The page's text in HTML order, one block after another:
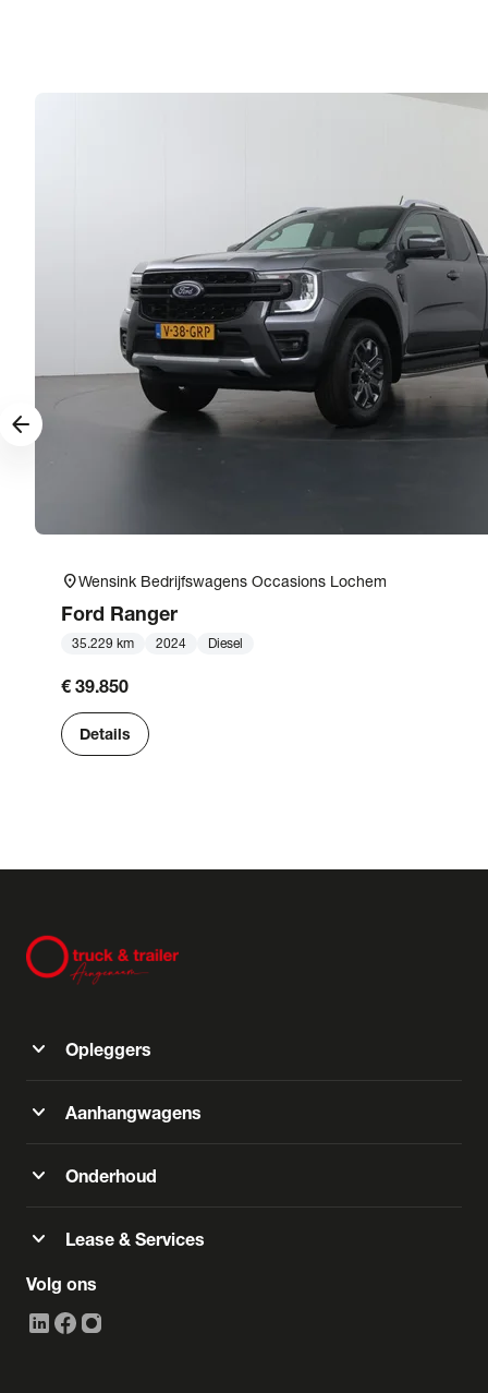
location_onWensink Bedrijfswagens Occasions Lochem
Ford Ranger
35.229 km 2024 Diesel
€ 39.850
Details
arrow_forward
expand_more Opleggers
expand_more Aanhangwagens
expand_more Onderhoud
expand_more Lease & Services
Volg ons